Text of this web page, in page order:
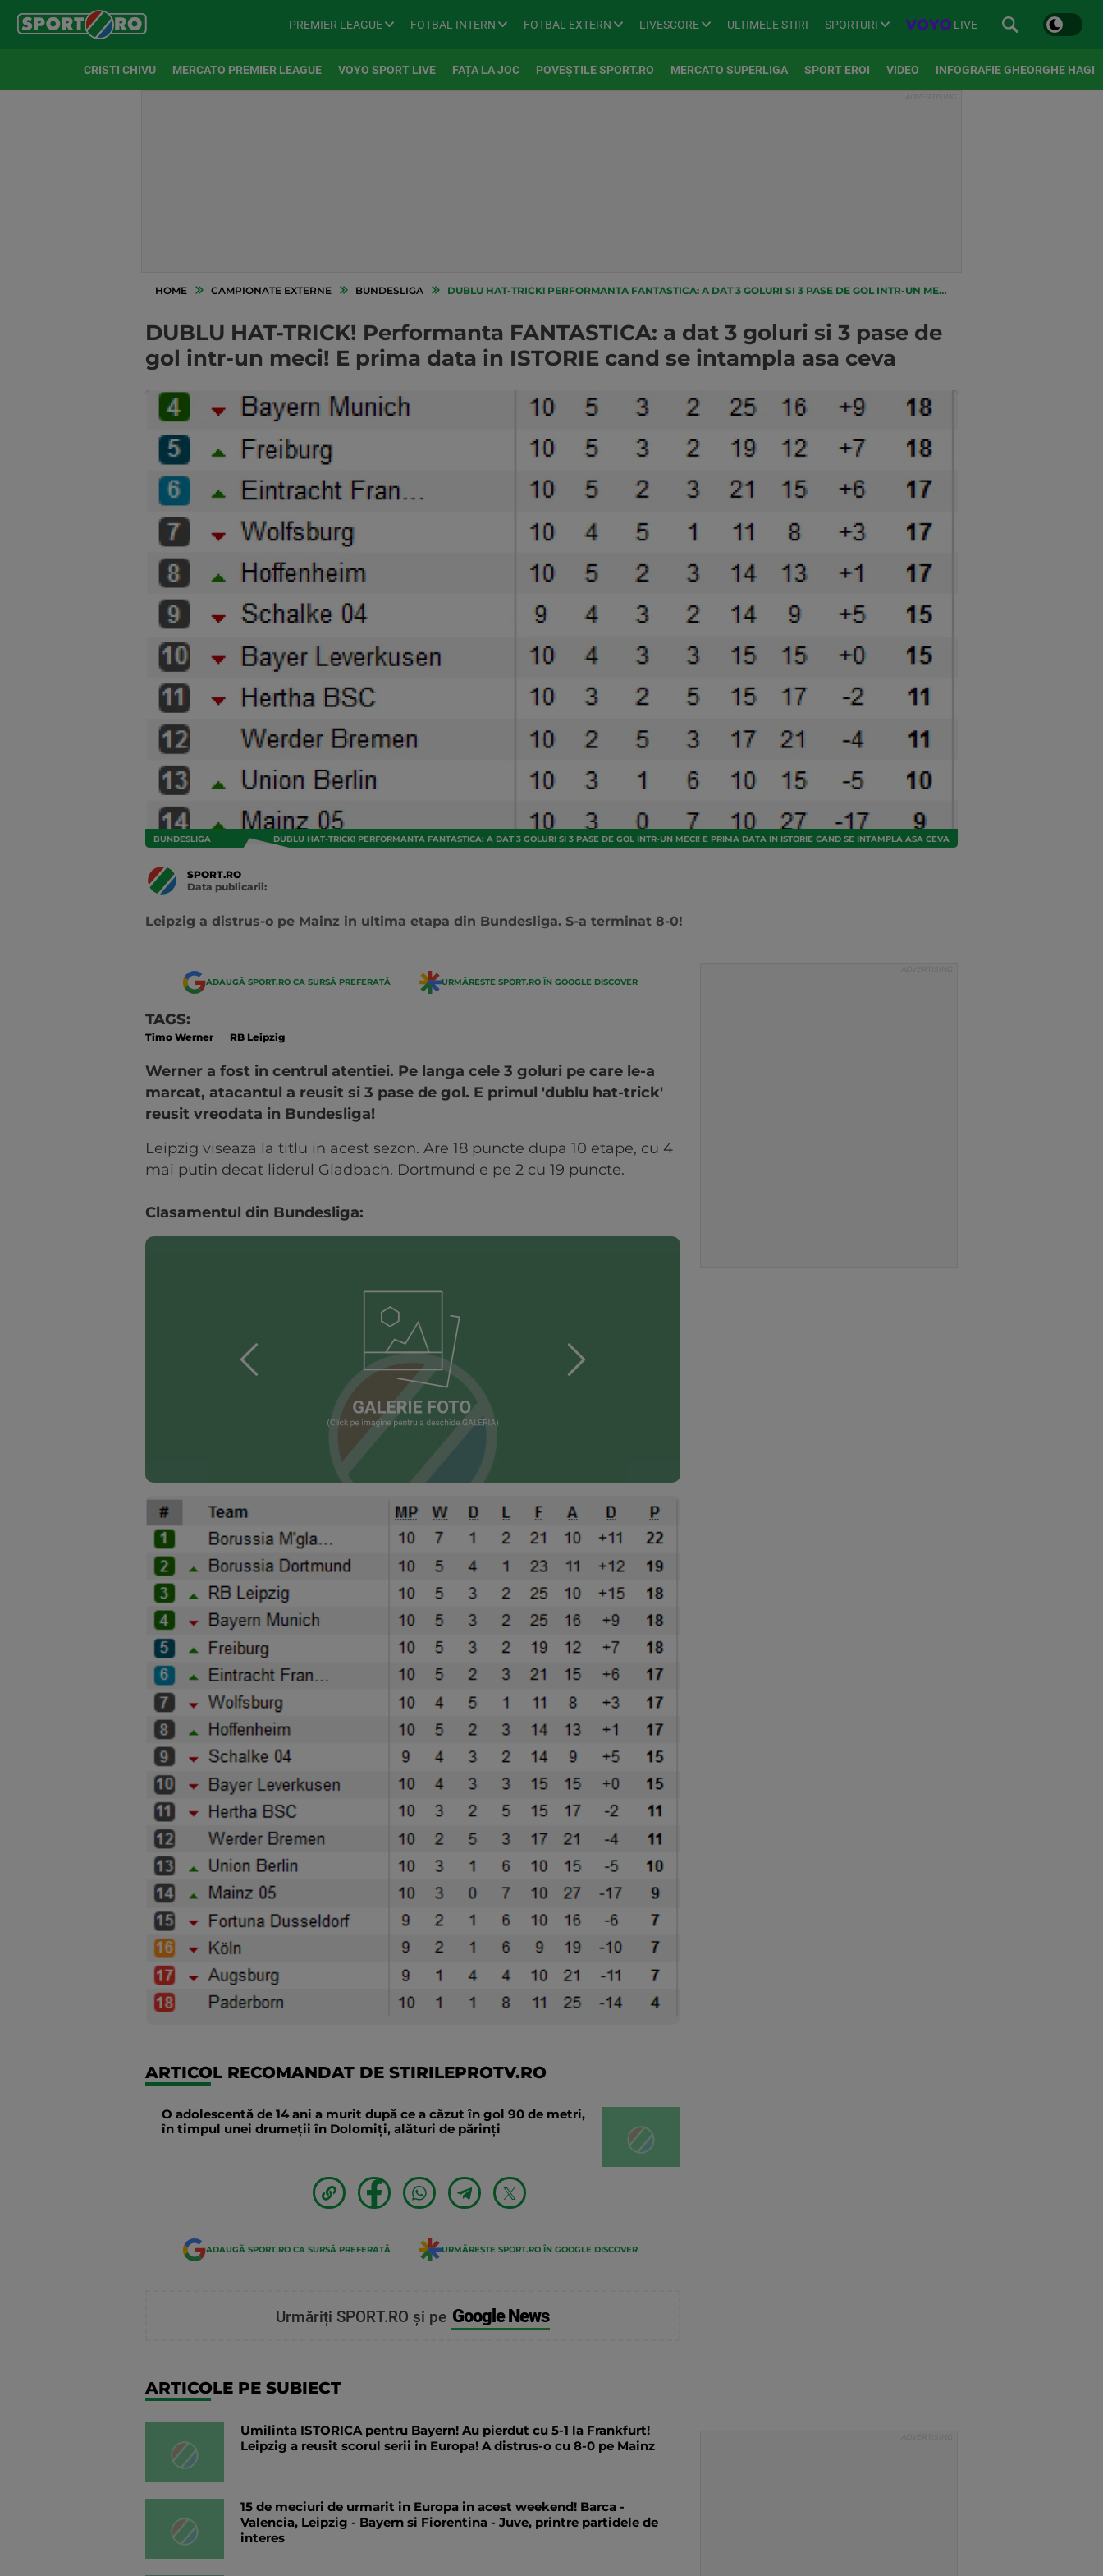
PREMIER LEAGUE FOTBAL INTERN FOTBAL EXTERN LIVESCORE ULTIMELE STIRI SPORTURI LIVE
CRISTI CHIVU MERCATO PREMIER LEAGUE VOYO SPORT LIVE FAȚA LA JOC POVEȘTILE SPORT.RO MERCATO SUPERLIGA SPORT EROI VIDEO INFOGRAFIE GHEORGHE HAGI
HOME CAMPIONATE EXTERNE BUNDESLIGA DUBLU HAT-TRICK! PERFORMANTA FANTASTICA: A DAT 3 GOLURI SI 3 PASE DE GOL INTR-UN MECI! E PRIMA DATA IN ISTORIE CAND SE INTAMPLA ASA CEVA
DUBLU HAT-TRICK! Performanta FANTASTICA: a dat 3 goluri si 3 pase de
gol intr-un meci! E prima data in ISTORIE cand se intampla asa ceva
BUNDESLIGA DUBLU HAT-TRICK! PERFORMANTA FANTASTICA: A DAT 3 GOLURI SI 3 PASE DE GOL INTR-UN MECI! E PRIMA DATA IN ISTORIE CAND SE INTAMPLA ASA CEVA
SPORT.RO
Data publicarii:
Leipzig a distrus-o pe Mainz in ultima etapa din Bundesliga. S-a terminat 8-0!
ADAUGĂ SPORT.RO CA SURSĂ PREFERATĂ URMĂREȘTE SPORT.RO ÎN GOOGLE DISCOVER
TAGS:
Timo Werner RB Leipzig
Werner a fost in centrul atentiei. Pe langa cele 3 goluri pe care le-a
marcat, atacantul a reusit si 3 pase de gol. E primul 'dublu hat-trick'
reusit vreodata in Bundesliga!
Leipzig viseaza la titlu in acest sezon. Are 18 puncte dupa 10 etape, cu 4
mai putin decat liderul Gladbach. Dortmund e pe 2 cu 19 puncte.
Clasamentul din Bundesliga:
ARTICOL RECOMANDAT DE STIRILEPROTV.RO
O adolescentă de 14 ani a murit după ce a căzut în gol 90 de metri,
în timpul unei drumeții în Dolomiți, alături de părinți
ADAUGĂ SPORT.RO CA SURSĂ PREFERATĂ URMĂREȘTE SPORT.RO ÎN GOOGLE DISCOVER
Urmăriți SPORT.RO și pe Google News
ARTICOLE PE SUBIECT
Umilinta ISTORICA pentru Bayern! Au pierdut cu 5-1 la Frankfurt!
Leipzig a reusit scorul serii in Europa! A distrus-o cu 8-0 pe Mainz
15 de meciuri de urmarit in Europa in acest weekend! Barca -
Valencia, Leipzig - Bayern si Fiorentina - Juve, printre partidele de
interes